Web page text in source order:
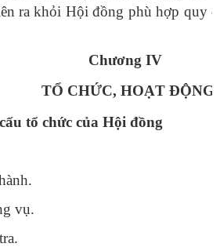
ra khỏi Hội đồng phù hợp quy
IV
TỔ CHỨC, HOẠT ĐỘNG
tổ chức của Hội đồng
vụ.